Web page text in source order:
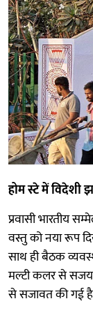
होम स्टे में विदेशी
प्रवासी भारतीय
वस्तु को नया रूप
साथ ही बैठक
मल्टी कलर से
से सजावत की गई